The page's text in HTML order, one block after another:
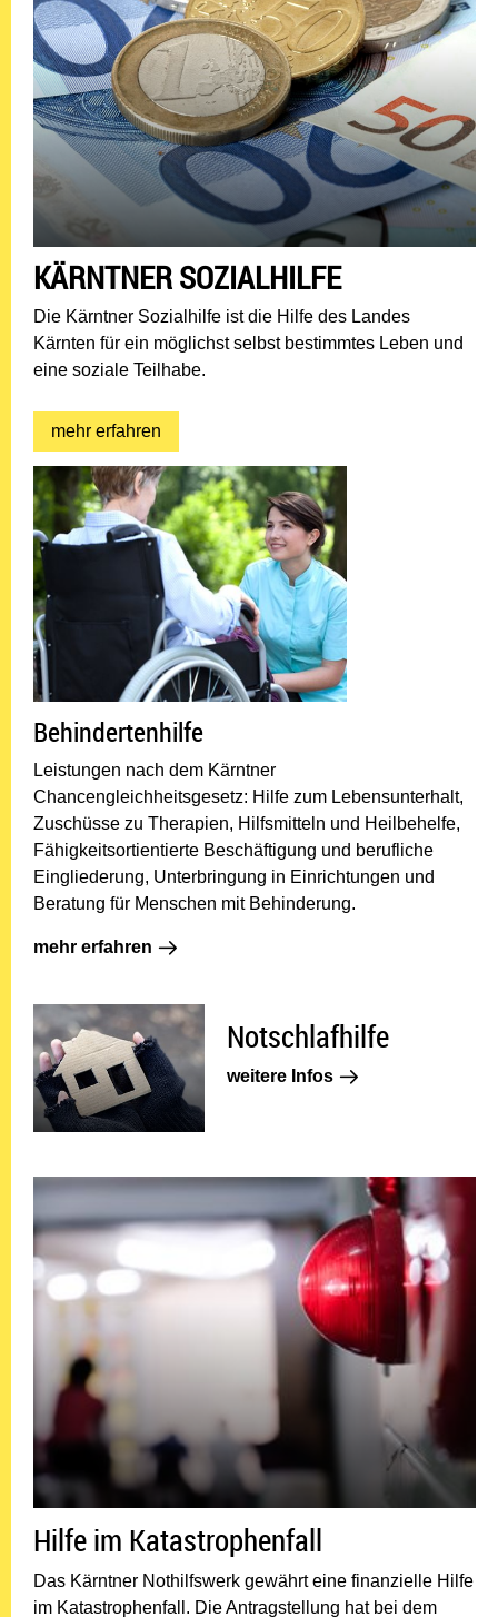
KÄRNTNER SOZIALHILFE
Die Kärntner Sozialhilfe ist die Hilfe des Landes
Kärnten für ein möglichst selbst bestimmtes Leben und
eine soziale Teilhabe.
mehr erfahren
Behindertenhilfe
Leistungen nach dem Kärntner
Chancengleichheitsgesetz: Hilfe zum Lebensunterhalt,
Zuschüsse zu Therapien, Hilfsmitteln und Heilbehelfe,
Fähigkeitsortientierte Beschäftigung und berufliche
Eingliederung, Unterbringung in Einrichtungen und
Beratung für Menschen mit Behinderung.
mehr erfahren mehr erfahren: Behindertenhilfe
Notschlafhilfe
weitere Infosweitere Infos
Hilfe im Katastrophenfall
Das Kärntner Nothilfswerk gewährt eine finanzielle Hilfe
im Katastrophenfall. Die Antragstellung hat bei dem